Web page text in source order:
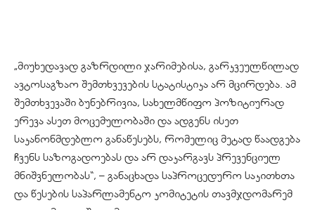
„მიუხედავად გაზრდილი ჯარიმებისა, გარკვეულწილად
ავტოსაგზაო შემთხვევების სტატისტიკა არ მცირდება. ამ
შემთხვევაში ბუნებრივია, სახელმწიფო პოზიტიურად
ერევა ასეთ მოცემულობაში და ადგენს ისეთ
საკანონმდებლო განაწესებს, რომელიც მეტად წაადგება
ჩვენს საზოგადოებას და არ დაკარგავს პრევენციულ
მნიშვნელობას“, – განაცხადა საპროცედურო საკითხთა
და წესების საპარლამენტო კომიტეტის თავმჯდომარემ